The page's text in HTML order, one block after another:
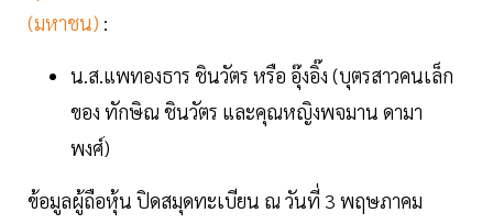
(มหาชน) :
น.ส.แพทองธาร ชินวัตร หรือ อุ๊งอิ๊ง (บุตรสาวคนเล็ก
ของ ทักษิณ ชินวัตร และคุณหญิงพจมาน ดามา
พงศ์)
ข้อมูลผู้ถือหุ้น ปิดสมุดทะเบียน ณ วันที่ 3 พฤษภาคม